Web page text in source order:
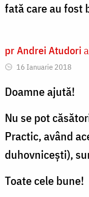
fată care au fost
pr Andrei Atudori
16 Ianuarie 2018
Doamne ajută!
Nu se pot
Practic, având
duhovnicești),
Toate cele bune!